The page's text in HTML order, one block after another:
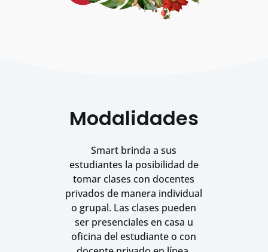
Modalidades
Smart brinda a sus
estudiantes la posibilidad de
tomar clases con docentes
privados de manera individual
o grupal. Las clases pueden
ser presenciales en casa u
oficina del estudiante o con